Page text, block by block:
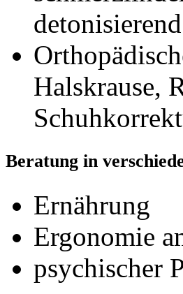
Halskrause,
Beratung in
Ernährung
Ergonomie
psychischer